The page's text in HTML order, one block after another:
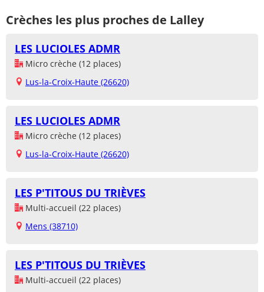
Crèches les plus proches de Lalley
LES LUCIOLES ADMR
Micro crèche (12 places)
Lus-la-Croix-Haute (26620)
LES LUCIOLES ADMR
Micro crèche (12 places)
Lus-la-Croix-Haute (26620)
LES P'TITOUS DU TRIÈVES
Multi-accueil (22 places)
Mens (38710)
LES P'TITOUS DU TRIÈVES
Multi-accueil (22 places)